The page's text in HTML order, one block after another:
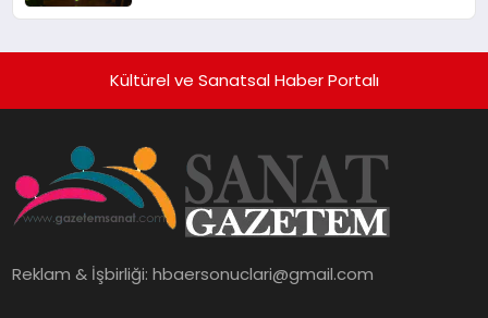
Kültürel ve Sanatsal Haber Portalı
Reklam & İşbirliği:hbaersonuclari@gmail.com